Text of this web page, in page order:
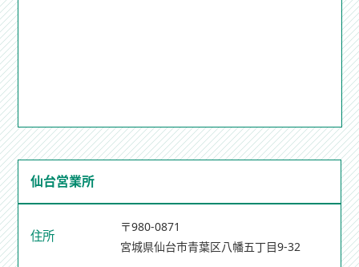
仙台営業所
住所
〒980-0871
宮城県仙台市青葉区八幡五丁目9-32